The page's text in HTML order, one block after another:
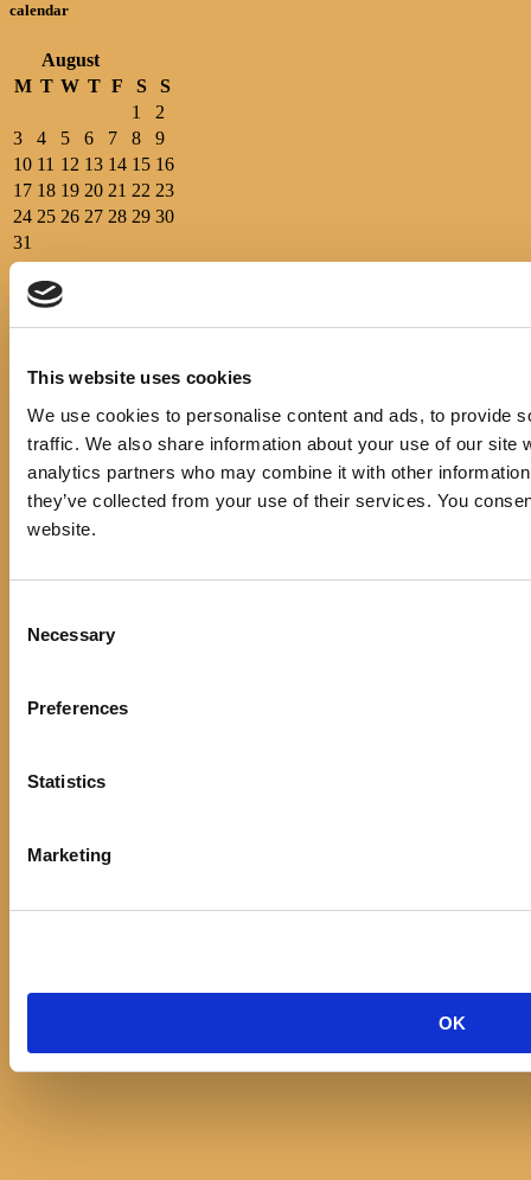
This website uses cookies
We use cookies to personalise content and ads, to provide
traffic. We also share information about your use of our site
analytics partners who may combine it with other
they’ve collected from your use of their services. You
website.
Selection
Necessary
Preferences
Statistics
Marketing
OK
calendar
August
M T W T F S
S
1
2
3
4 5 6 7 8
9
10 11 12 13 14 15 16
17 18 19 20 21 22 23
24 25 26 27 28 29 30
31
Općinska knjižnica Hrvatska sloga Gradac prvi put je osnovana
1899.g., pokretač i osnivač bio je ondašnji općinski načelnik Petar
Andrijašević uz potporu društva “Petar Svačić”.
Pratite nas
IZBORNIK
Početna
Events
Novosti
E-katalog
Pravo na pristup informacijama
Službeni dokumenti
Izjava o pristupačnosti